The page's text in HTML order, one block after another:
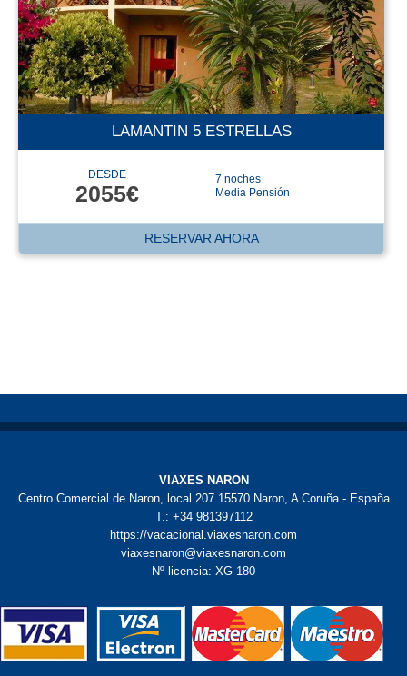
LAMANTIN 5 ESTRELLAS
DESDE
2055€
7 noches
Media Pensión
RESERVAR AHORA
VIAXES NARON
Centro Comercial de Naron, local 207 15570 Naron, A Coruña - España
T.: +34 981397112
https://vacacional.viaxesnaron.com
viaxesnaron@viaxesnaron.com
Nº licencia: XG 180